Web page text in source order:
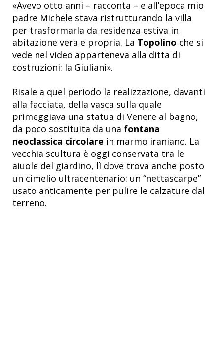
«Avevo otto anni – racconta – e all’epoca mio
padre Michele stava ristrutturando la villa
per trasformarla da residenza estiva in
abitazione vera e propria. La Topolino che si
vede nel video apparteneva alla ditta di
costruzioni: la Giuliani».
Risale a quel periodo la realizzazione, davanti
alla facciata, della vasca sulla quale
primeggiava una statua di Venere al bagno,
da poco sostituita da una fontana
neoclassica circolare in marmo iraniano. La
vecchia scultura è oggi conservata tra le
aiuole del giardino, lì dove trova anche posto
un cimelio ultracentenario: un “nettascarpe”
usato anticamente per pulire le calzature dal
terreno.